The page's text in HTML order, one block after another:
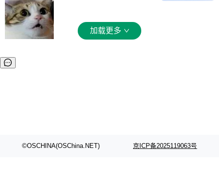
了。 这事分两步。第一步，OpenAI 把 GPT-5.6
Sol 部署上线。第二步，让 Sol 通过 Codex 自
己去优化自己的推理基础设施。Sol 学了 Triton
和 Gluon 两种 GPU 编程语言，重写了生产环境
3B、100 万 token 上下文——只重新做了后训
练。但改完之后，Agent 能力直接把自家 4 月发
的 Pro Preview 给干了。 九项 Agent 基准测试
全部反超。Terminal Bench 2.1 从 61.8 涨到 8
ullStack 从 37.0 涨到 68.7。不说别的，一个 Fl
加载更多
©OSCHINA(OSChina.NET) 京ICP备2025119063号